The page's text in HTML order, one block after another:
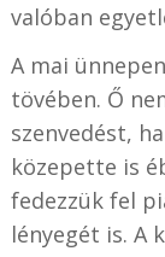
valóban
A mai
tövében. Ő
szenvedést,
közepette is
fedezzük fel
lényegét is. A